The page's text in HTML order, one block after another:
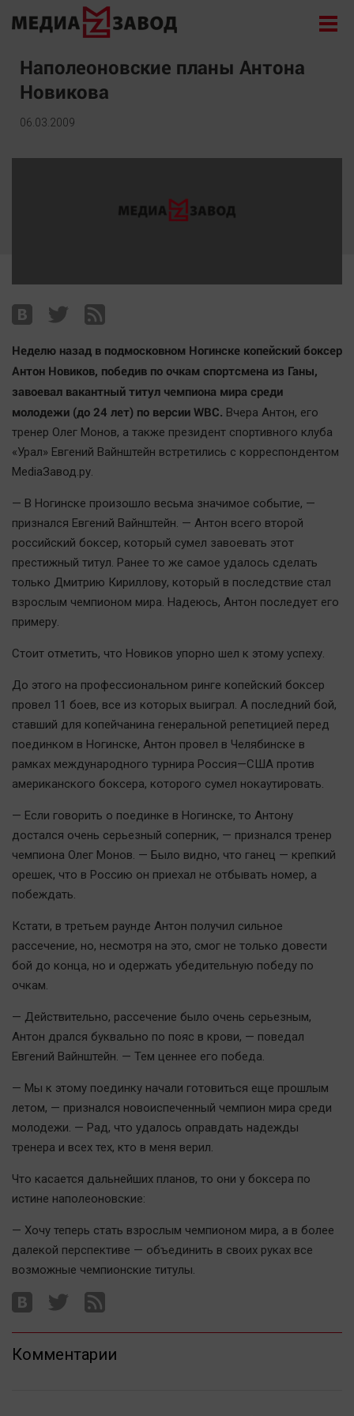
Новости
Экономика
Происшествия
Поиск
Наша победа
Общество
Политика
Экономика
Происшествия
Культура
Курилка
Спорт
Технологии
Отраслевые темы
Образование
Автомобили
XX век: криминальные уроки
Банки
Медиаграмотность
Медицина
Новости компаний
Прогулки по городу Ч
Спецпроект
Статистика
Челябинск космический
Другие рубрики
English version
Online-консультация
Афиша
Блогеркуль
Вирус чтения
Гороскоп
Дети
Интервью
Наполеоновские планы Антона
Новикова
06.03.2009
Неделю назад в подмосковном Ногинске копейский боксер
Антон Новиков, победив по очкам спортсмена из Ганы,
завоевал вакантный титул чемпиона мира среди
молодежи (до 24 лет) по версии WBC. Вчера Антон, его
тренер Олег Монов, а также президент спортивного клуба
«Урал» Евгений Вайнштейн встретились с корреспондентом
MediaЗавод.ру.
— В Ногинске произошло весьма значимое событие, —
признался Евгений Вайнштейн. — Антон всего второй
российский боксер, который сумел завоевать этот
престижный титул. Ранее то же самое удалось сделать
только Дмитрию Кириллову, который в последствие стал
взрослым чемпионом мира. Надеюсь, Антон последует его
примеру.
Стоит отметить, что Новиков упорно шел к этому успеху.
До этого на профессиональном ринге копейский боксер
провел 11 боев, все из которых выиграл. А последний бой,
ставший для копейчанина генеральной репетицией перед
поединком в Ногинске, Антон провел в Челябинске в
рамках международного турнира Россия—США против
американского боксера, которого сумел нокаутировать.
— Если говорить о поединке в Ногинске, то Антону
достался очень серьезный соперник, — признался тренер
чемпиона Олег Монов. — Было видно, что ганец — крепкий
орешек, что в Россию он приехал не отбывать номер, а
побеждать.
Кстати, в третьем раунде Антон получил сильное
рассечение, но, несмотря на это, смог не только довести
бой до конца, но и одержать убедительную победу по
очкам.
— Действительно, рассечение было очень серьезным,
Антон дрался буквально по пояс в крови, — поведал
Евгений Вайнштейн. — Тем ценнее его победа.
— Мы к этому поединку начали готовиться еще прошлым
летом, — признался новоиспеченный чемпион мира среди
молодежи. — Рад, что удалось оправдать надежды
тренера и всех тех, кто в меня верил.
Что касается дальнейших планов, то они у боксера по
истине наполеоновские:
— Хочу теперь стать взрослым чемпионом мира, а в более
далекой перспективе — объединить в своих руках все
возможные чемпионские титулы.
Комментарии